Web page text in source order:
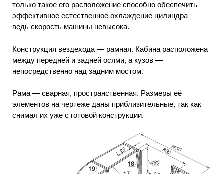
только такое его расположение способно обеспечить
эффективное естественное охлаждение цилиндра —
ведь скорость машины невысока.
Конструкция вездехода — рамная. Кабина расположена
между передней и задней осями, а кузов —
непосредственно над задним мостом.
Рама — сварная, пространственная. Размеры её
элементов на чертеже даны приблизительные, так как
снимал их уже с готовой конструкции.